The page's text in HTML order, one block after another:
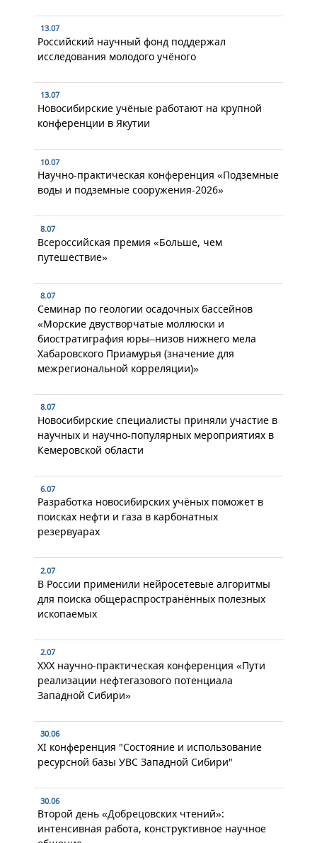
13.07
Российский научный фонд поддержал
исследования молодого учёного
13.07
Новосибирские учёные работают на крупной
конференции в Якутии
10.07
Научно-практическая конференция «Подземные
воды и подземные сооружения-2026»
8.07
Всероссийская премия «Больше, чем
путешествие»
8.07
Семинар по геологии осадочных бассейнов
«Морские двустворчатые моллюски и
биостратиграфия юры–низов нижнего мела
Хабаровского Приамурья (значение для
межрегиональной корреляции)»
8.07
Новосибирские специалисты приняли участие в
научных и научно-популярных мероприятиях в
Кемеровской области
6.07
Разработка новосибирских учёных поможет в
поисках нефти и газа в карбонатных
резервуарах
2.07
В России применили нейросетевые алгоритмы
для поиска общераспространённых полезных
ископаемых
2.07
XXX научно-практическая конференция «Пути
реализации нефтегазового потенциала
Западной Сибири»
30.06
XI конференция "Состояние и использование
ресурсной базы УВС Западной Сибири"
30.06
Второй день «Добрецовских чтений»:
интенсивная работа, конструктивное научное